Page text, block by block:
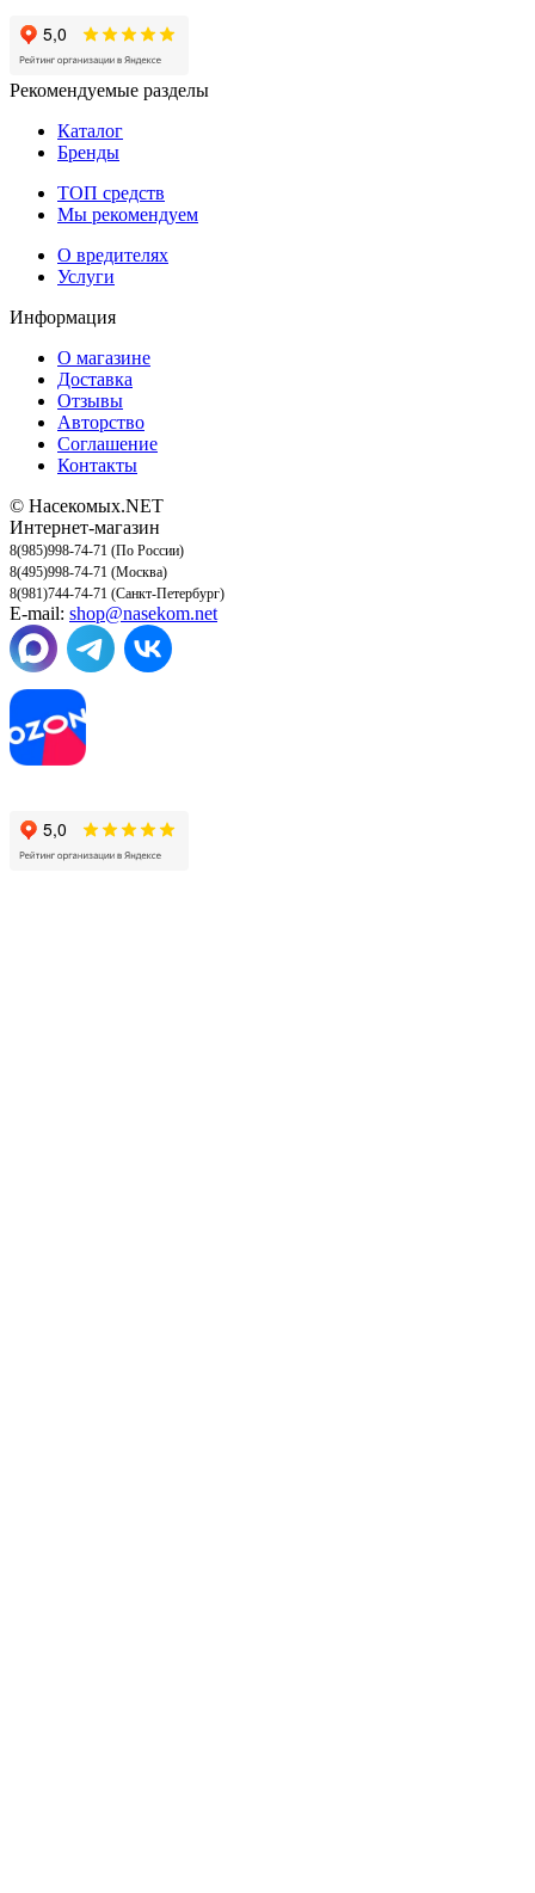
Рекомендуемые разделы
Каталог
Бренды
ТОП средств
Мы рекомендуем
О вредителях
Услуги
Информация
О магазине
Доставка
Отзывы
Авторство
Соглашение
Контакты
© Насекомых.NET
Интернет-магазин
8(985)998-74-71 (По России)
8(495)998-74-71 (Москва)
8(981)744-74-71 (Санкт-Петербург)
E-mail: shop@nasekom.net